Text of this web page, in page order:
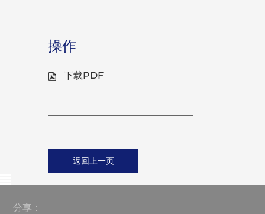
操作
下载PDF
返回上一页
分享：